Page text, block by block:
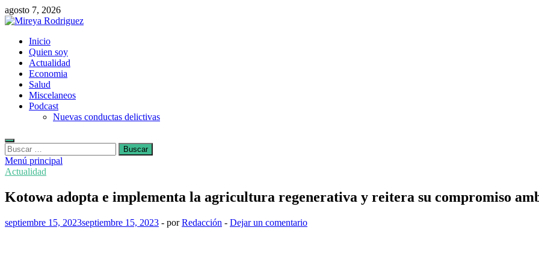
Saltar
al
agosto 7, 2026
Mireya Rodriguez
Mireya Periodista
Inicio
Quien soy
Actualidad
Economia
Salud
Miscelaneos
Podcast
Nuevas conductas delictivas
Buscar:
Menú principal
Actualidad
Kotowa adopta e implementa la agricultura regenerativa y reitera su compromiso
septiembre 15, 2023septiembre 15, 2023 - porRedacción - Dejar un comentario